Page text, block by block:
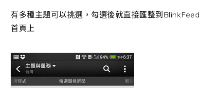
有多種主題可以挑選，勾選後就直接匯整到BlinkFeed
首頁上